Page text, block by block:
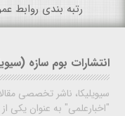
رتبه بندی روابط
انتشارات بوم سازه
سیویلیکا، ناشر تخصصی
"اخبارعلمی" به عنوان یکی